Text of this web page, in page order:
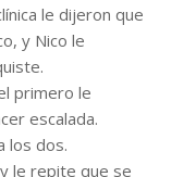
le dijeron que
y Nico le
primero le
escalada.
los dos.
le repite que se